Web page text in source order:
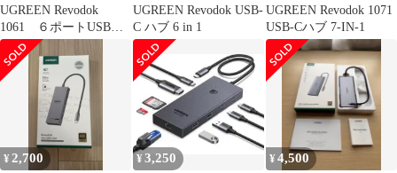
UGREEN Revodok
1061 ６ポートUSBハ
ブ
UGREEN Revodok USB-
C ハブ 6 in 1
UGREEN Revodok 1071
USB-Cハブ 7-IN-1
¥ 2,700 ¥3,250 ¥4,500